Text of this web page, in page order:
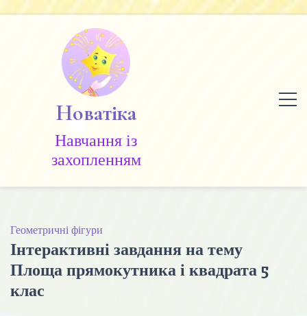
Новатіка
Навчання із
захопленням
Геометричні фігури
Інтерактивні завдання на тему
Площа прямокутника і квадрата 5
клас